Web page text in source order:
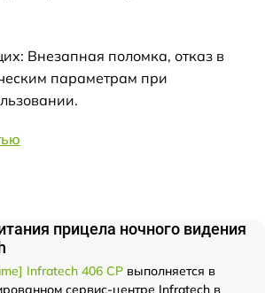
Внезапная поломка, отказ в
параметрам при
прицела ночного видения
Infratech 406 СР выполняется в
сервис-центре Infratech в